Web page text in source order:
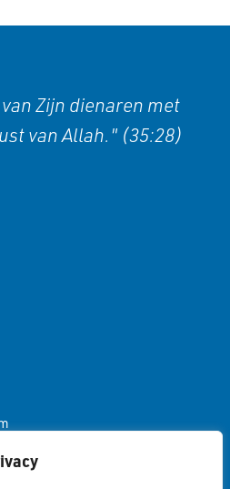
Zijn dienaren met
van Allah." (35:28)